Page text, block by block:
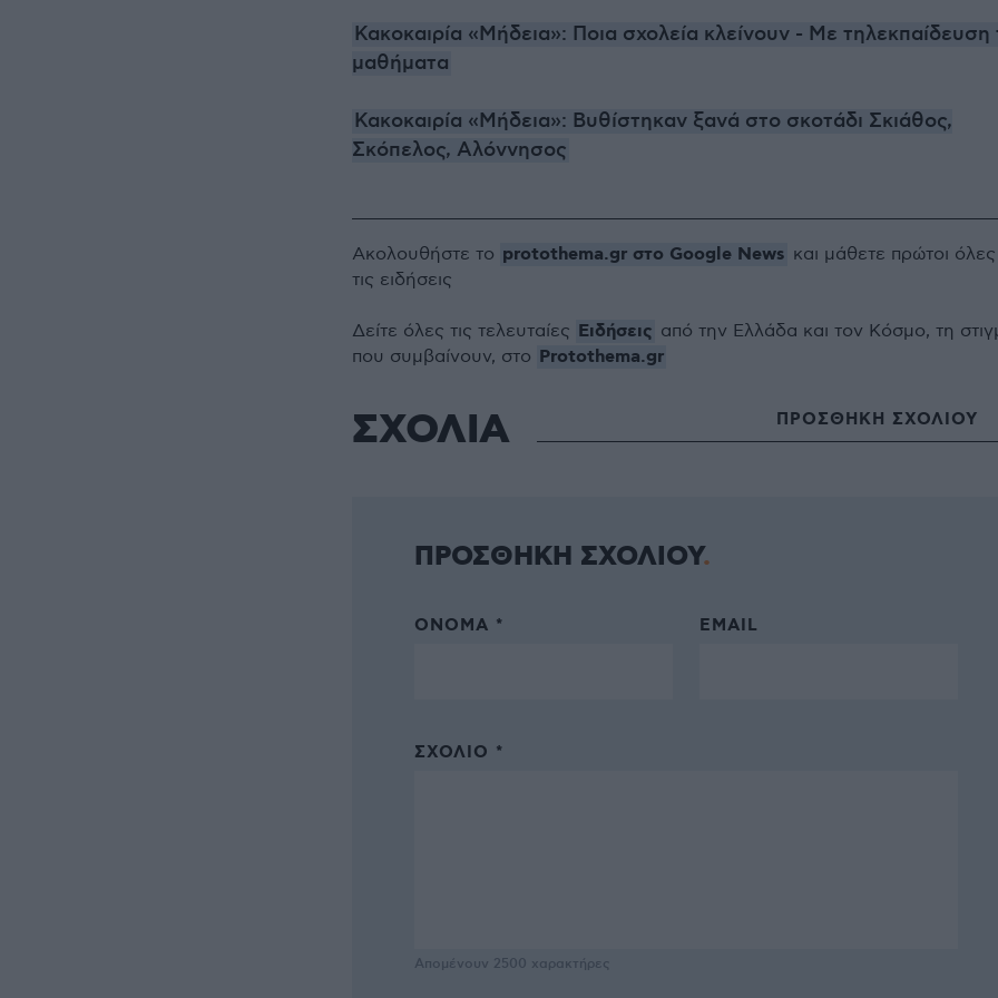
Κακοκαιρία «Μήδεια»: Ποια σχολεία κλείνουν - Με τηλεκπαίδευση
μαθήματα
Κακοκαιρία «Μήδεια»: Βυθίστηκαν ξανά στο σκοτάδι Σκιάθος,
Σκόπελος, Αλόννησος
Ακολουθήστε το protothema.gr στο Google News και μάθετε πρώτοι όλες
τις ειδήσεις
Δείτε όλες τις τελευταίες Ειδήσεις από την Ελλάδα και τον Κόσμο, τη
που συμβαίνουν, στο Protothema.gr
ΣΧΟΛΙΑ ΠΡΟΣΘΗΚΗ ΣΧΟΛΙΟΥ
ΠΡΟΣΘΗΚΗ ΣΧΟΛΙΟΥ
ΌΝΟΜΑ * EMAIL
ΣΧΌΛΙΟ *
Απομένουν 2500 χαρακτήρες